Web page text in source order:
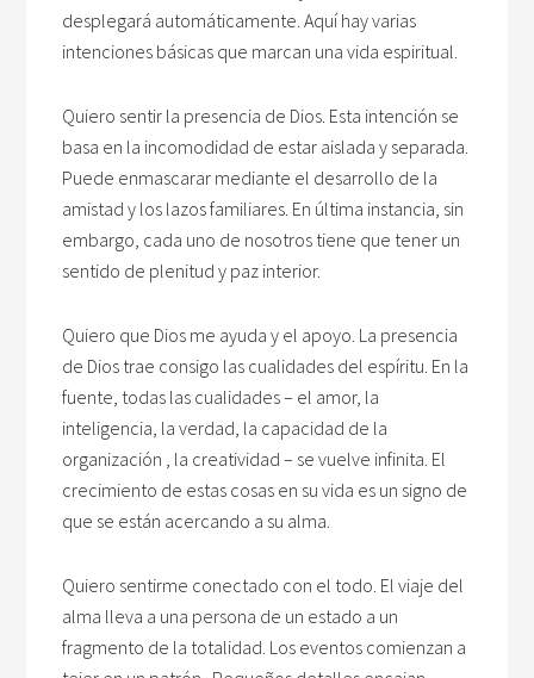
desplegará automáticamente. Aquí hay varias
intenciones básicas que marcan una vida espiritual.
Quiero sentir la presencia de Dios. Esta intención se
basa en la incomodidad de estar aislada y separada.
Puede enmascarar mediante el desarrollo de la
amistad y los lazos familiares. En última instancia, sin
embargo, cada uno de nosotros tiene que tener un
sentido de plenitud y paz interior.
Quiero que Dios me ayuda y el apoyo. La presencia
de Dios trae consigo las cualidades del espíritu. En la
fuente, todas las cualidades – el amor, la
inteligencia, la verdad, la capacidad de la
organización , la creatividad – se vuelve infinita. El
crecimiento de estas cosas en su vida es un signo de
que se están acercando a su alma.
Quiero sentirme conectado con el todo. El viaje del
alma lleva a una persona de un estado a un
fragmento de la totalidad. Los eventos comienzan a